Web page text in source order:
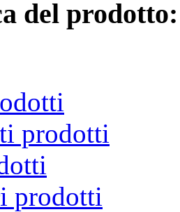
del prodotto:
prodotti
prodotti